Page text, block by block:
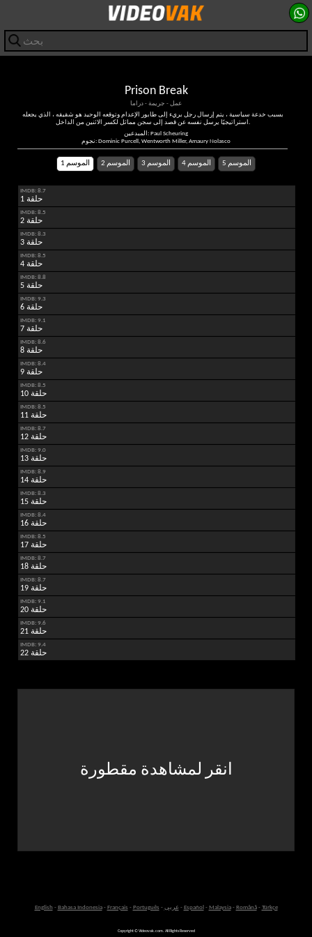
Prison Break
عمل - جريمة - دراما
بسبب خدعة سياسية ، يتم إرسال رجل بريء إلى طابور الإعدام وتوقعه الوحيد هو شقيقه ، الذي يجعله
استراتيجيًا يرسل نفسه عن قصد إلى سجن مماثل لكسر الاثنين من الداخل.
المبدعين: Paul Scheuring
نجوم: Dominic Purcell, Wentworth Miller, Amaury Nolasco
الموسم 1 الموسم 2 الموسم 3 الموسم 4 الموسم 5
IMDB: 8.7
حلقة 1
IMDB: 8.5
حلقة 2
IMDB: 8.3
حلقة 3
IMDB: 8.5
حلقة 4
IMDB: 8.8
حلقة 5
IMDB: 9.3
حلقة 6
IMDB: 9.1
حلقة 7
IMDB: 8.6
حلقة 8
IMDB: 8.4
حلقة 9
IMDB: 8.5
حلقة 10
IMDB: 8.5
حلقة 11
IMDB: 8.7
حلقة 12
IMDB: 9.0
حلقة 13
IMDB: 8.9
حلقة 14
IMDB: 8.3
حلقة 15
IMDB: 8.4
حلقة 16
IMDB: 8.5
حلقة 17
IMDB: 8.7
حلقة 18
IMDB: 8.7
حلقة 19
IMDB: 9.1
حلقة 20
IMDB: 9.6
حلقة 21
IMDB: 9.4
حلقة 22
انقر لمشاهدة مقطورة
English - Bahasa Indonesia- Français - Português - عربى- Español - Malaysia- Română- Türkçe
Copyright © Videovak.com. All Rights Reserved